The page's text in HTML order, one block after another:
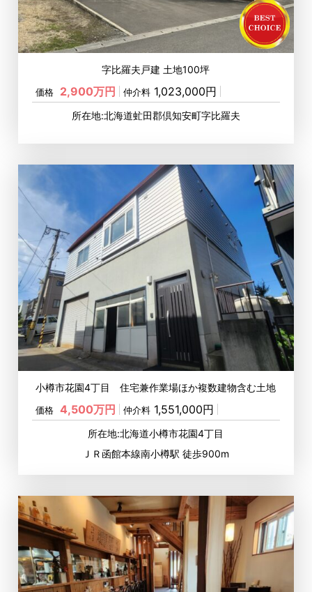
字比羅夫戸建 土地100坪
価格 2,900万円 仲介料 1,023,000円
所在地:北海道虻田郡倶知安町字比羅夫
小樽市花園4丁目 住宅兼作業場ほか複数建物含む土地
価格 4,500万円 仲介料 1,551,000円
所在地:北海道小樽市花園4丁目
ＪＲ函館本線南小樽駅 徒歩900m